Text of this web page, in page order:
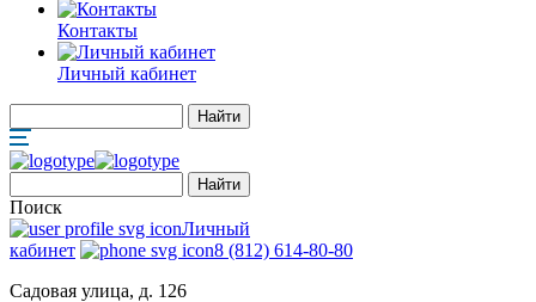
Контакты
Личный кабинет
Поиск
Личный
кабинет
8 (812) 614-80-80
Садовая улица, д. 126